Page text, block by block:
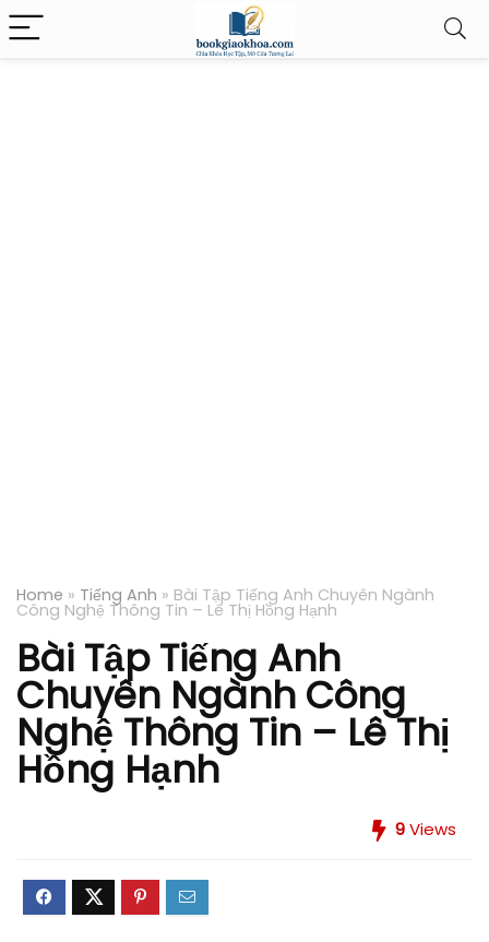
Home » Tiếng Anh » Bài Tập Tiếng Anh Chuyên Ngành
Công Nghệ Thông Tin – Lê Thị Hồng Hạnh
Bài Tập Tiếng Anh
Chuyên Ngành Công
Nghệ Thông Tin – Lê Thị
Hồng Hạnh
9Views